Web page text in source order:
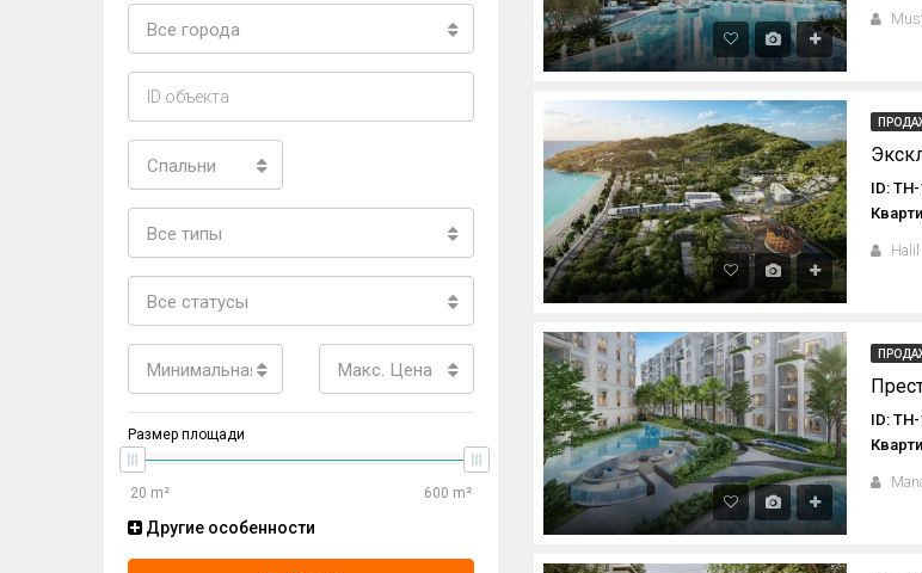
ID:
ID:
Все города
Спальни
Все типы
Все статусы
Минимальная цена Макс. Цена
Размер площади
Другие особенности